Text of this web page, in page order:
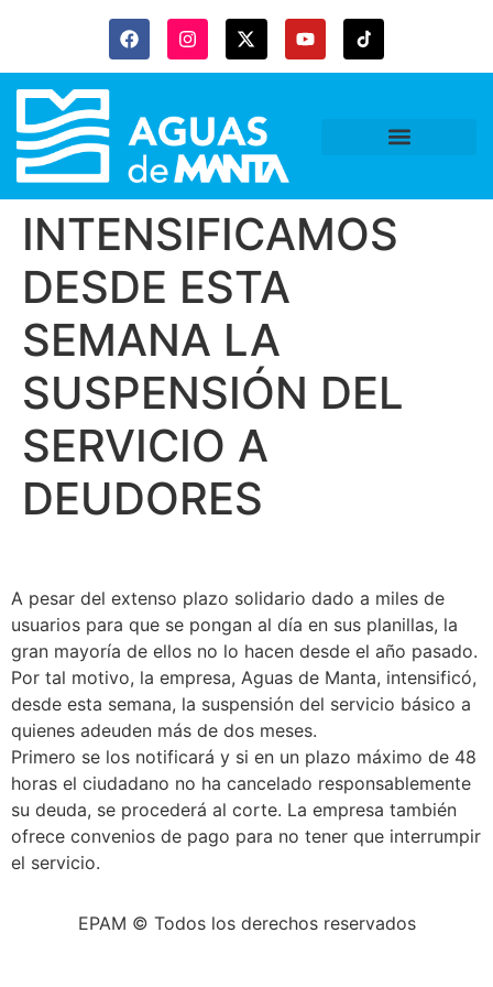
INTENSIFICAMOS
DESDE ESTA
SEMANA LA
SUSPENSIÓN DEL
SERVICIO A
DEUDORES
A pesar del extenso plazo solidario dado a miles de
usuarios para que se pongan al día en sus planillas, la
gran mayoría de ellos no lo hacen desde el año pasado.
Por tal motivo, la empresa, Aguas de Manta, intensificó,
desde esta semana, la suspensión del servicio básico a
quienes adeuden más de dos meses.
Primero se los notificará y si en un plazo máximo de 48
horas el ciudadano no ha cancelado responsablemente
su deuda, se procederá al corte. La empresa también
ofrece convenios de pago para no tener que interrumpir
el servicio.
EPAM © Todos los derechos reservados